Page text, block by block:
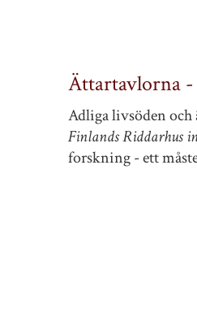
Ättartavlorna
Adliga livsöden
Finlands Riddarhus
forskning - ett